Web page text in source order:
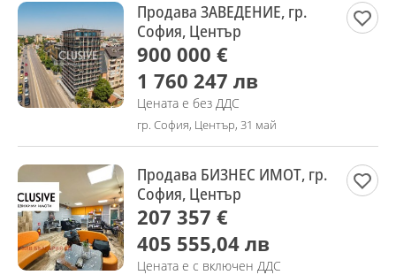
Продава ЗАВЕДЕНИЕ, гр.
София, Център
900 000 €
1 760 247 лв
Цената е без ДДС
гр. София, Център, 31 май
Продава БИЗНЕС ИМОТ, гр.
София, Център
207 357 €
405 555,04 лв
Цената е с включен ДДС